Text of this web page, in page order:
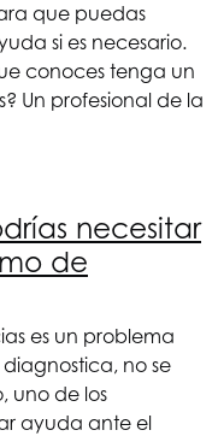
que puedas
si es necesario.
conoces tenga un
Un profesional de la
necesitar
de
es un problema
no se
uno de los
ayuda ante el